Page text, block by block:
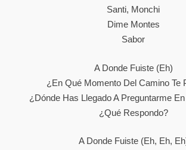
Santi, Monchi
Dime Montes
Sabor
A Donde Fuiste (eh)
¿En Qué Momento Del Camino Te
¿Dónde Has Llegado A Preguntarme
¿Qué Respondo?
A Donde Fuiste (eh, Eh,